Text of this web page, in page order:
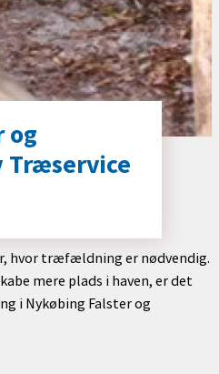
og
Træservice
hvor træfældning er nødvendig.
mere plads i haven, er det
i Nykøbing Falster og